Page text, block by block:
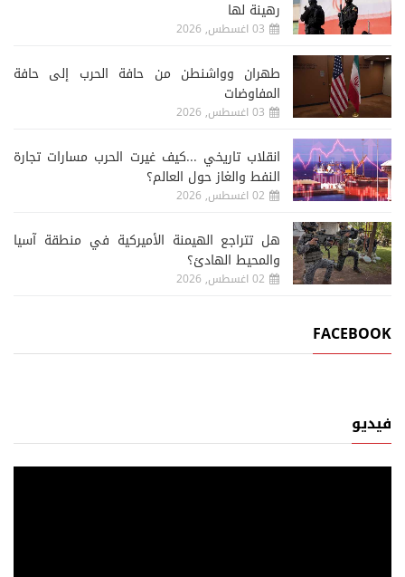
رهينة لها
03 اغسطس, 2026
طهران وواشنطن من حافة الحرب إلى حافة
المفاوضات
03 اغسطس, 2026
انقلاب تاريخي ...كيف غيرت الحرب مسارات تجارة
النفط والغاز حول العالم؟
02 اغسطس, 2026
هل تتراجع الهيمنة الأميركية في منطقة آسيا
والمحيط الهادئ؟
02 اغسطس, 2026
FACEBOOK
فيديو